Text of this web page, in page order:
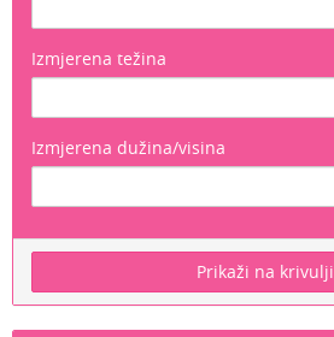
Izmjerena težina
Izmjerena dužina/visina
Prikaži na krivulji